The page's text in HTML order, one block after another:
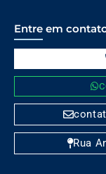
Entre em
Rua